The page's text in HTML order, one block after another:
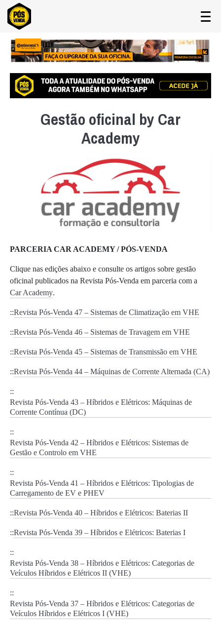
Gestão oficinal by Car
Academy
PARCERIA CAR ACADEMY / PÓS-VENDA
Clique nas edições abaixo e consulte os artigos sobre gestão
oficinal publicados na Revista Pós-Venda em parceria com a
Car Academy.
::Revista Pós-Venda 47 – Sistemas de Climatização em VHE
::Revista Pós-Venda 46 – Sistemas de Travagem em VHE
::Revista Pós-Venda 45 – Sistemas de Transmissão em VHE
::Revista Pós-Venda 44 – Máquinas de Corrente Alternada (CA)
::
Revista Pós-Venda 43 – Híbridos e Elétricos: Máquinas de
Corrente Contínua (DC)
::
Revista Pós-Venda 42 – Híbridos e Elétricos: Sistemas de
Gestão e Controlo em VHE
::
Revista Pós-Venda 41 – Híbridos e Elétricos: Tipologias de
Carregamento de EV e PHEV
::Revista Pós-Venda 40 – Híbridos e Elétricos: Baterias II
::Revista Pós-Venda 39 – Híbridos e Elétricos: Baterias I
::
Revista Pós-Venda 38 – Híbridos e Elétricos: Categorias de
Veículos Híbridos e Elétricos II (VHE)
::
Revista Pós-Venda 37 – Híbridos e Elétricos: Categorias de
Veículos Híbridos e Elétricos I (VHE)